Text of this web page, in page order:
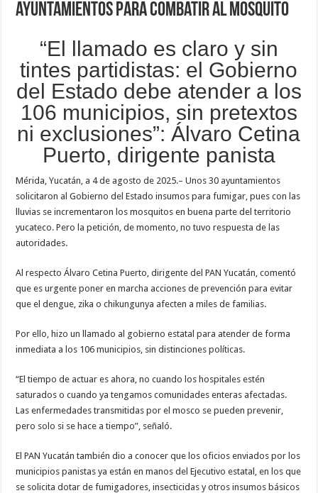
ayuntamientos para combatir al mosquito
“El llamado es claro y sin
tintes partidistas: el Gobierno
del Estado debe atender a los
106 municipios, sin pretextos
ni exclusiones”: Álvaro Cetina
Puerto, dirigente panista
Mérida, Yucatán, a 4 de agosto de 2025.– Unos 30 ayuntamientos
solicitaron al Gobierno del Estado insumos para fumigar, pues con las
lluvias se incrementaron los mosquitos en buena parte del territorio
yucateco. Pero la petición, de momento, no tuvo respuesta de las
autoridades.
Al respecto Álvaro Cetina Puerto, dirigente del PAN Yucatán, comentó
que es urgente poner en marcha acciones de prevención para evitar
que el dengue, zika o chikungunya afecten a miles de familias.
Por ello, hizo un llamado al gobierno estatal para atender de forma
inmediata a los 106 municipios, sin distinciones políticas.
“El tiempo de actuar es ahora, no cuando los hospitales estén
saturados o cuando ya tengamos comunidades enteras afectadas.
Las enfermedades transmitidas por el mosco se pueden prevenir,
pero solo si se hace a tiempo”, señaló.
El PAN Yucatán también dio a conocer que los oficios enviados por los
municipios panistas ya están en manos del Ejecutivo estatal, en los que
se solicita dotar de fumigadores, insecticidas y otros insumos básicos